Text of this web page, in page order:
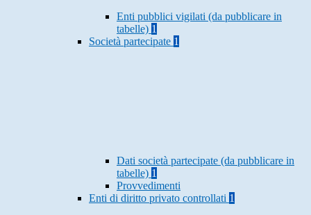
Enti pubblici vigilati (da pubblicare in
tabelle) 1
Società partecipate 1
Dati società partecipate (da pubblicare in
tabelle) 1
Provvedimenti
Enti di diritto privato controllati 1